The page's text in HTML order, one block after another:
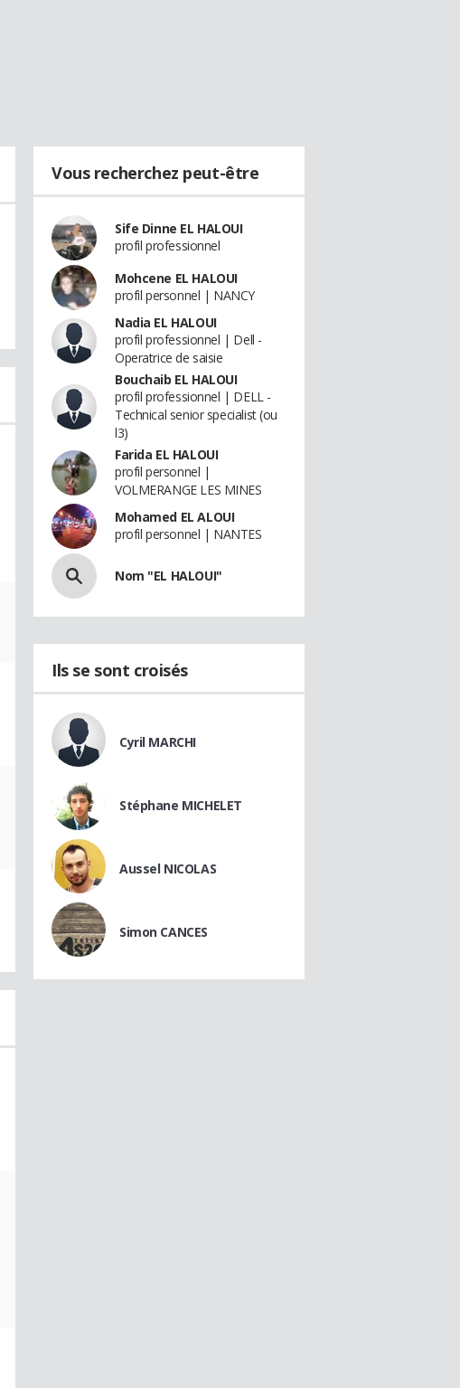
Vous recherchez peut-être
Sife Dinne EL HALOUI
profil professionnel
Mohcene EL HALOUI
profil personnel | NANCY
Nadia EL HALOUI
profil professionnel | Dell -
Operatrice de saisie
Bouchaib EL HALOUI
profil professionnel | DELL -
Technical senior specialist (ou
l3)
Farida EL HALOUI
profil personnel |
VOLMERANGE LES MINES
Mohamed EL ALOUI
profil personnel | NANTES
Nom "EL HALOUI"
Ils se sont croisés
Cyril MARCHI
Stéphane MICHELET
Aussel NICOLAS
Simon CANCES